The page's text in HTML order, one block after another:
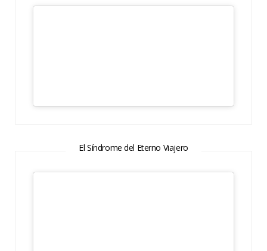
El Síndrome del Eterno Viajero